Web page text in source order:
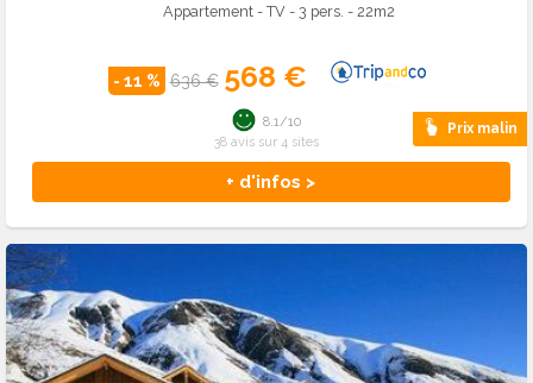
Appartement - TV - 3 pers. - 22m2
- 11 % 636 € 568 €
Prix malin
+ d'infos >
8.1/10
38 avis sur 4 sites